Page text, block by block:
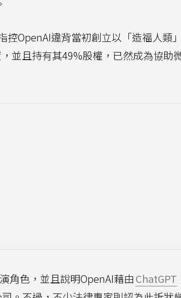
控OpenAI違背當初創立以「造福人類
並且持有其49%股權，已然成為協助
角色，並且說明OpenAI藉由ChatGPT